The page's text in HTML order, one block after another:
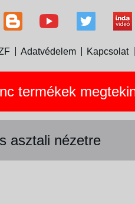
Adatvédelem Kapcsolat
termékek
asztali nézetre